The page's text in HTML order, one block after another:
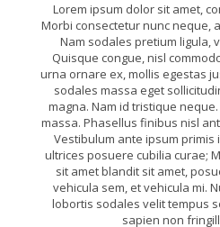
Lorem ipsum dolor sit amet,
Morbi consectetur nunc neque,
Nam sodales pretium ligula,
Quisque congue, nisl
urna ornare ex, mollis egestas
sodales massa eget
magna. Nam id tristique
massa. Phasellus finibus nisl
Vestibulum ante ipsum primis
ultrices posuere cubilia curae;
sit amet blandit sit amet,
vehicula sem, et vehicula mi.
lobortis sodales velit tempus
sapien non